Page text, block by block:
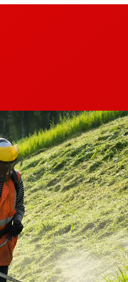
kompromi soal
emas
bagi penambang